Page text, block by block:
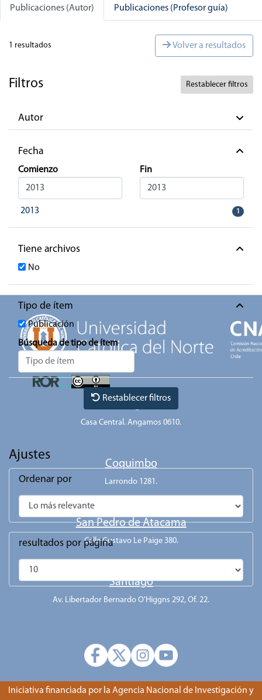
Publicaciones (Autor) Publicaciones (Profesor guía)
1 resultados Volver a resultados
Filtros Restablecer filtros
Autor
Fecha
Comienzo Fin
2013 1
Tiene archivos
No
Tipo de ítem
Publicación
Búsqueda de tipo de ítem
Restablecer filtros
Ajustes
Ordenar por
resultados por página
Casa Central. Angamos 0610.
Coquimbo
Larrondo 1281.
San Pedro de Atacama
Calle Gustavo Le Paige 380.
Santiago
Av. Libertador Bernardo O'Higgns 292, Of. 22.
Iniciativa financiada por la Agencia Nacional de Investigación y